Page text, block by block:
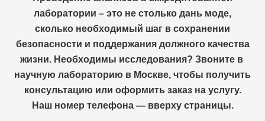
лаборатории – это не столько дань моде,
сколько необходимый шаг в сохранении
безопасности и поддержания должного качества
жизни. Необходимы исследования? Звоните в
научную лабораторию в Москве, чтобы получить
консультацию или оформить заказ на услугу.
Наш номер телефона — вверху страницы.